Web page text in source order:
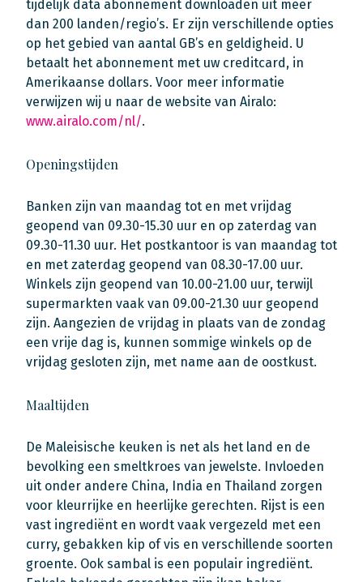
tijdelijk data abonnement downloaden uit meer
dan 200 landen/regio’s. Er zijn verschillende opties
op het gebied van aantal GB’s en geldigheid. U
betaalt het abonnement met uw creditcard, in
Amerikaanse dollars. Voor meer informatie
verwijzen wij u naar de website van Airalo:
www.airalo.com/nl/.
Openingstijden
Banken zijn van maandag tot en met vrijdag
geopend van 09.30-15.30 uur en op zaterdag van
09.30-11.30 uur. Het postkantoor is van maandag tot
en met zaterdag geopend van 08.30-17.00 uur.
Winkels zijn geopend van 10.00-21.00 uur, terwijl
supermarkten vaak van 09.00-21.30 uur geopend
zijn. Aangezien de vrijdag in plaats van de zondag
een vrije dag is, kunnen sommige winkels op de
vrijdag gesloten zijn, met name aan de oostkust.
Maaltijden
De Maleisische keuken is net als het land en de
bevolking een smeltkroes van jewelste. Invloeden
uit onder andere China, India en Thailand zorgen
voor kleurrijke en heerlijke gerechten. Rijst is een
vast ingrediënt en wordt vaak vergezeld met een
curry, gebakken kip of vis en verschillende soorten
groente. Ook sambal is een populair ingrediënt.